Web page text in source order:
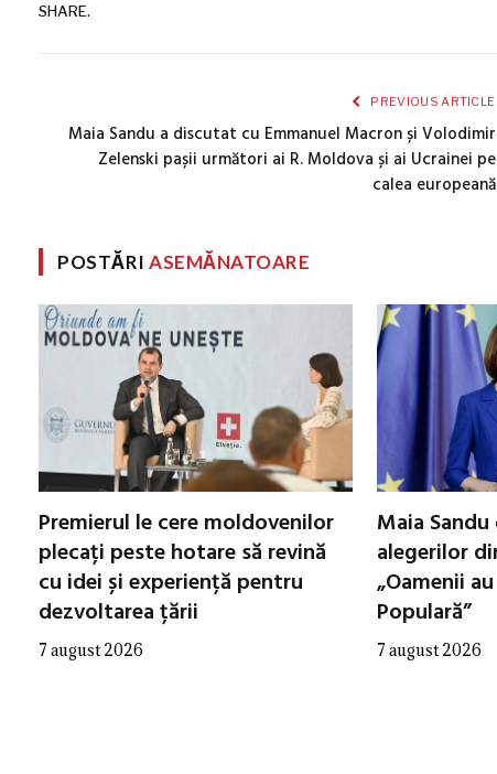
SHARE.
PREVIOUS ARTICLE
Maia Sandu a discutat cu Emmanuel Macron și Volodimir
Zelenski pașii următori ai R. Moldova și ai Ucrainei pe
calea europeană
POSTĂRIASEMĂNATOARE
Premierul le cere moldovenilor
plecați peste hotare să revină
cu idei și experiență pentru
dezvoltarea țării
7 august 2026
Maia
alegerilor
„Oamenii
Populară”
7 august 2026